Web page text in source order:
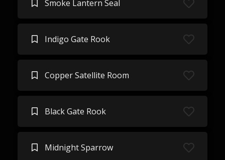
Smoke Lantern Seal
Indigo Gate Rook
Copper Satellite Room
Black Gate Rook
Midnight Sparrow